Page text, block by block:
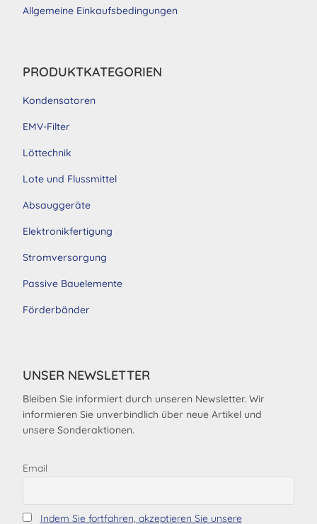
Allgemeine Einkaufsbedingungen
PRODUKTKATEGORIEN
Kondensatoren
EMV-Filter
Löttechnik
Lote und Flussmittel
Absauggeräte
Elektronikfertigung
Stromversorgung
Passive Bauelemente
Förderbänder
UNSER NEWSLETTER
Bleiben Sie informiert durch unseren Newsletter. Wir
informieren Sie unverbindlich über neue Artikel und
unsere Sonderaktionen.
Email
Indem Sie fortfahren, akzeptieren Sie unsere